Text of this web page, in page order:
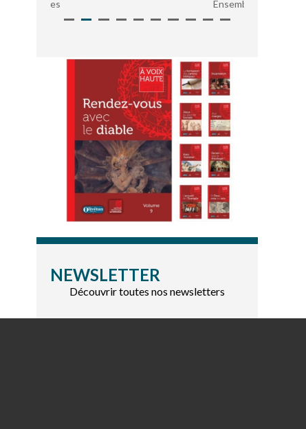
NEWSLETTER
Découvrir toutes nos newsletters